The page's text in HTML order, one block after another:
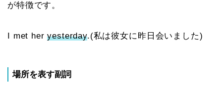
が特徴です。
I met heryesterday.(私は彼女に昨日会いました)
場所を表す副詞